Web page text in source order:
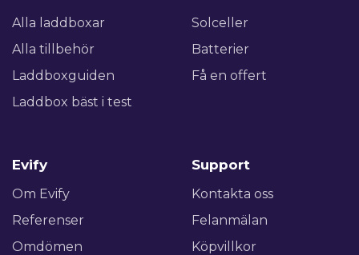
Alla laddboxar
Alla tillbehör
Laddboxguiden
Laddbox bäst i test
Solceller
Batterier
Få en offert
Evify
Om Evify
Referenser
Omdömen
Support
Kontakta oss
Felanmälan
Köpvillkor